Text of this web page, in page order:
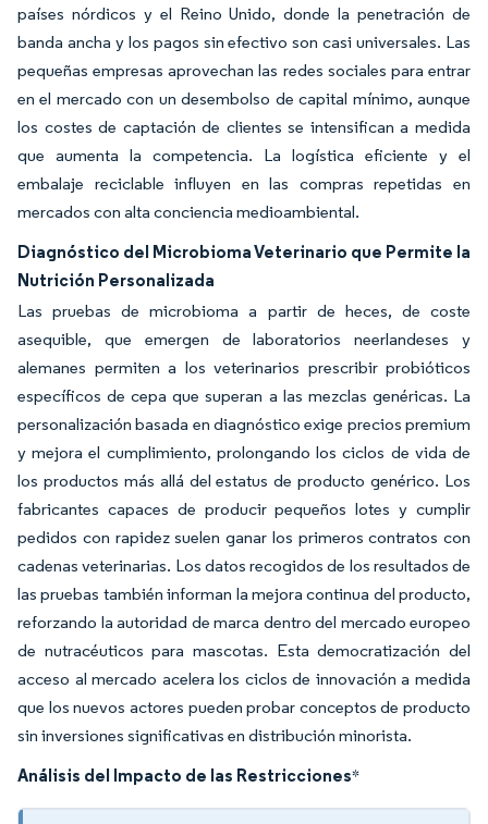
países nórdicos y el Reino Unido, donde la penetración de
banda ancha y los pagos sin efectivo son casi universales. Las
pequeñas empresas aprovechan las redes sociales para entrar
en el mercado con un desembolso de capital mínimo, aunque
los costes de captación de clientes se intensifican a medida
que aumenta la competencia. La logística eficiente y el
embalaje reciclable influyen en las compras repetidas en
mercados con alta conciencia medioambiental.
Diagnóstico del Microbioma Veterinario que Permite la
Nutrición Personalizada
Las pruebas de microbioma a partir de heces, de coste
asequible, que emergen de laboratorios neerlandeses y
alemanes permiten a los veterinarios prescribir probióticos
específicos de cepa que superan a las mezclas genéricas. La
personalización basada en diagnóstico exige precios premium
y mejora el cumplimiento, prolongando los ciclos de vida de
los productos más allá del estatus de producto genérico. Los
fabricantes capaces de producir pequeños lotes y cumplir
pedidos con rapidez suelen ganar los primeros contratos con
cadenas veterinarias. Los datos recogidos de los resultados de
las pruebas también informan la mejora continua del producto,
reforzando la autoridad de marca dentro del mercado europeo
de nutracéuticos para mascotas. Esta democratización del
acceso al mercado acelera los ciclos de innovación a medida
que los nuevos actores pueden probar conceptos de producto
sin inversiones significativas en distribución minorista.
Análisis del Impacto de las Restricciones*